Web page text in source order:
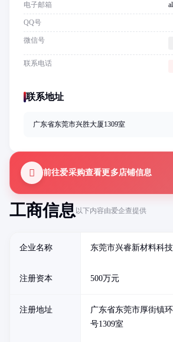
工商信息以下内容由爱企查提供
企业名称 东莞市兴睿新材料科
注册资本 500万元
注册地址
广东省东莞市厚街镇
号1309室
电子邮箱
QQ号
微信号
联系电话
联系地址
广东省东莞市兴胜大厦1309室
前往爱采购查看更多店铺信息